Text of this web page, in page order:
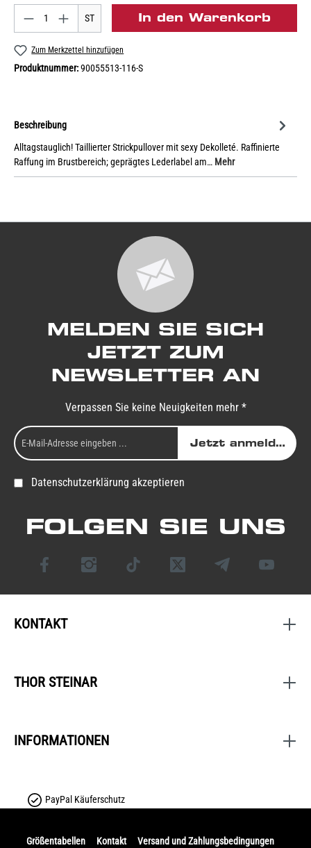
ST In den Warenkorb
Zum Merkzettel hinzufügen
Produktnummer:90055513-116-S
Beschreibung
Alltagstauglich! Taillierter Strickpullover mit sexy Dekolleté. Raffinierte
Raffung im Brustbereich; geprägtes Lederlabel am… Mehr
MELDEN SIE SICH
JETZT ZUM
NEWSLETTER AN
Verpassen Sie keine Neuigkeiten mehr *
Jetzt anmelden
Datenschutzerklärung akzeptieren
FOLGEN SIE UNS
KONTAKT
THOR STEINAR
INFORMATIONEN
PayPal Käuferschutz
Größentabellen Kontakt Versand und Zahlungsbedingungen